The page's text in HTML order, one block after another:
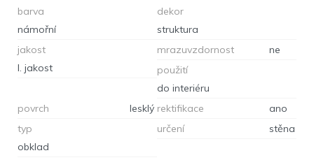
barva
námořní
dekor
struktura
jakost
I. jakost
mrazuvzdornost
ne
použití
do interiéru
povrch
lesklý rektifikace
ano
typ
obklad
určení stěna